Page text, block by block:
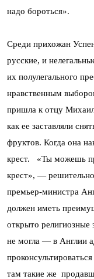
надо бороться».
Среди прихожан
русские, и
их полулегального
нравственным
пришла к отцу
как ее заставляли
фруктов. Когда она
крест. «Ты можешь
крест», — решительно
премьер-министра
должен иметь
открыто религиозные
не могла — в Англии
там такие же